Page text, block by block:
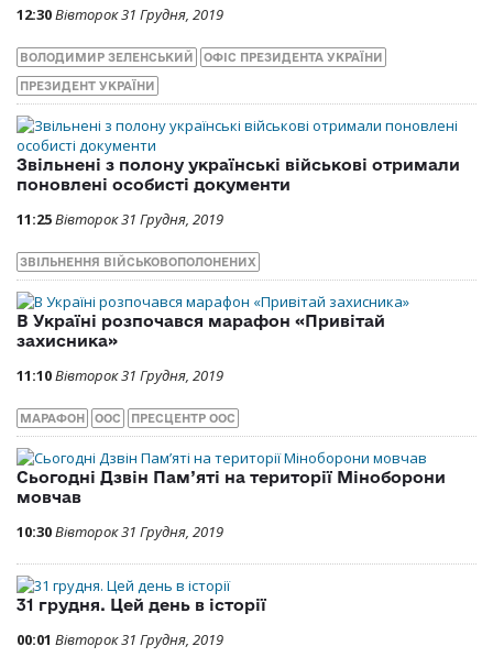
12:30Вівторок 31 Грудня, 2019
ВОЛОДИМИР ЗЕЛЕНСЬКИЙ ОФІС ПРЕЗИДЕНТА УКРАЇНИ
ПРЕЗИДЕНТ УКРАЇНИ
Звільнені з полону українські військові отримали
поновлені особисті документи
11:25Вівторок 31 Грудня, 2019
ЗВІЛЬНЕННЯ ВІЙСЬКОВОПОЛОНЕНИХ
В Україні розпочався марафон «Привітай
захисника»
11:10Вівторок 31 Грудня, 2019
МАРАФОН ООС ПРЕСЦЕНТР ООС
Сьогодні Дзвін Пам’яті на території Міноборони
мовчав
10:30Вівторок 31 Грудня, 2019
31 грудня. Цей день в історії
00:01 Вівторок 31 Грудня, 2019